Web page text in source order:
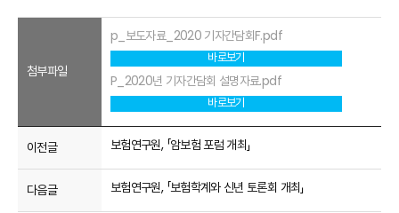
첨부파일
p_보도자료_2020 기자간담회F.pdf
바로보기
P_2020년 기자간담회 설명자료.pdf
바로보기
이전글 보험연구원, 「암보험 포럼 개최」
다음글 보험연구원, 「보험학계와 신년 토론회 개최」